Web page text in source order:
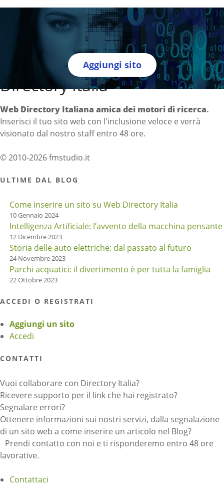
Aggiungi sito
Directory Italia
Web Directory Italiana amica dei motori di ricerca.
Inserisci il tuo sito web con l'inclusione veloce e verrà
visionato dal nostro staff entro 48 ore.
© 2010-2026 fmstudio.it
ULTIME DAL BLOG
Come inserire un sito su Web Directory Italia
10 Gennaio 2024
Intelligenza Artificiale: l’avvento della macchina pensante
12 Dicembre 2023
Storia delle auto elettriche: dal passato al futuro
24 Novembre 2023
Parchi acquatici: il divertimento è per tutta la famiglia
22 Ottobre 2023
ACCEDI O REGISTRATI
Aggiungi un sito
Accedi
CONTATTI
Vuoi collaborare con Directory Italia?
Ricevere supporto per il link che hai registrato?
Segnalare errori?
Ottenere informazioni sui nostri servizi, dalla segnalazione
di un sito web a come inserire un articolo nel Blog?
Prendi contatto con noi e ti risponderemo entro 48 ore
lavorative.
Contattaci